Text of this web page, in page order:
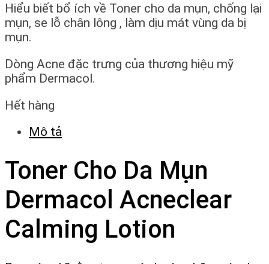
Hiểu biết bổ ích về Toner cho da mụn, chống lại
mụn, se lỗ chân lông , làm dịu mát vùng da bị
mụn.
Dòng Acne đặc trưng của thương hiệu mỹ
phẩm Dermacol.
Hết hàng
Mô tả
Toner Cho Da Mụn
Dermacol Acneclear
Calming Lotion